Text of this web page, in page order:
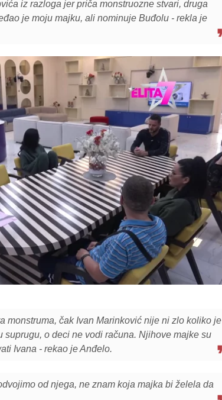
iz razloga jer priča monstruozne stvari, druga
je moju majku, ali nominuje Buđolu - rekla je
monstruma, čak Ivan Marinković nije ni zlo koliko je
suprugu, o deci ne vodi računa. Njihove majke su
Ivana - rekao je Anđelo.
od njega, ne znam koja majka bi želela da